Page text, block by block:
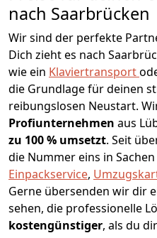
nach Saarbrücken
Wir sind der perfekte
Dich zieht es nach
wie ein Klaviertransport
die Grundlage für deinen
reibungslosen Neustart.
Profiunternehmen aus
zu 100 % umsetzt. Seit
die Nummer eins in
Einpackservice,
Gerne übersenden wir dir
sehen, die professionelle
kostengünstiger, als du